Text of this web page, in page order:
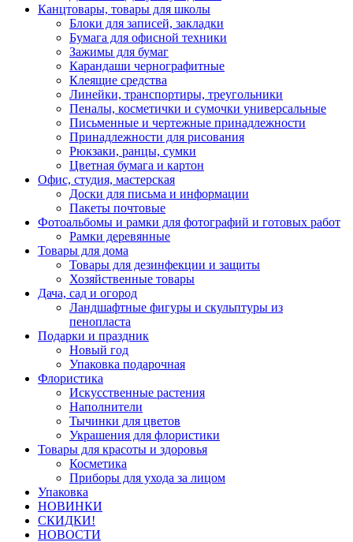
Канцтовары, товары для школы
Блоки для записей, закладки
Бумага для офисной техники
Зажимы для бумаг
Карандаши чернографитные
Клеящие средства
Линейки, транспортиры, треугольники
Пеналы, косметички и сумочки универсальные
Письменные и чертежные принадлежности
Принадлежности для рисования
Рюкзаки, ранцы, сумки
Цветная бумага и картон
Офис, студия, мастерская
Доски для письма и информации
Пакеты почтовые
Фотоальбомы и рамки для фотографий и готовых работ
Рамки деревянные
Товары для дома
Товары для дезинфекции и защиты
Хозяйственные товары
Дача, сад и огород
Ландшафтные фигуры и скульптуры из
пенопласта
Подарки и праздник
Новый год
Упаковка подарочная
Флористика
Искусственные растения
Наполнители
Тычинки для цветов
Украшения для флористики
Товары для красоты и здоровья
Косметика
Приборы для ухода за лицом
Упаковка
НОВИНКИ
СКИДКИ!
НОВОСТИ